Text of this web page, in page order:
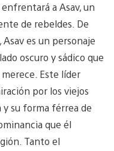
enfrentará a Asav, un
de rebeldes. De
es un personaje
oscuro y sádico que
Este líder
por los viejos
y su forma férrea de
que él
Tanto el